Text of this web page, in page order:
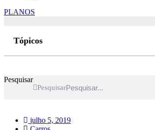
PLANOS
Tópicos
Pesquisar
Pesquisar
julho 5, 2019